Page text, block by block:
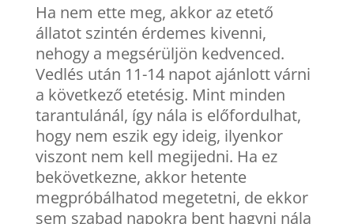
Ha nem ette meg, akkor az etető
állatot szintén érdemes kivenni,
nehogy a megsérüljön kedvenced.
Vedlés után 11-14 napot ajánlott várni
a következő etetésig. Mint minden
tarantulánál, így nála is előfordulhat,
hogy nem eszik egy ideig, ilyenkor
viszont nem kell megijedni. Ha ez
bekövetkezne, akkor hetente
megpróbálhatod megetetni, de ekkor
sem szabad napokra bent hagyni nála